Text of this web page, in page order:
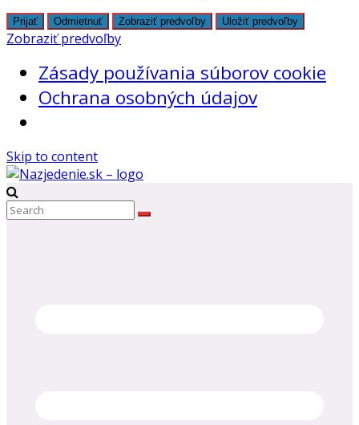
Prijať Odmietnuť Zobraziť predvoľby Uložiť predvoľby
Zobraziť predvoľby
Zásady používania súborov cookie
Ochrana osobných údajov
Skip to content